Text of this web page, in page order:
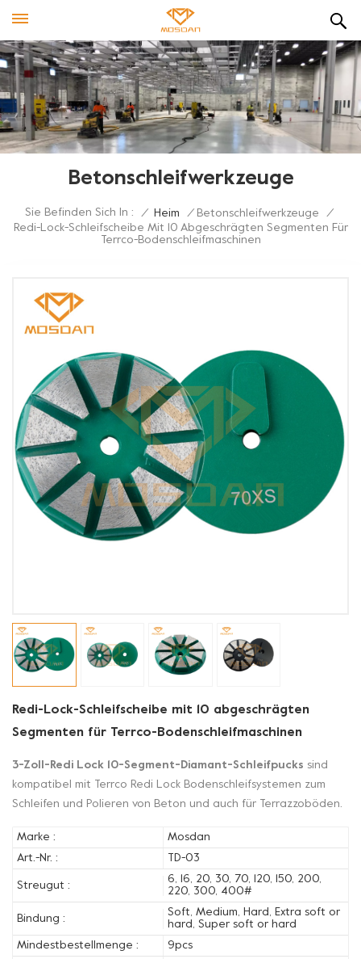
Betonschleifwerkzeuge
Sie Befinden Sich In : / Heim / Betonschleifwerkzeuge
/
Redi-Lock-Schleifscheibe Mit 10 Abgeschrägten Segmenten Für
Terrco-Bodenschleifmaschinen
Redi-Lock-Schleifscheibe mit 10 abgeschrägten
Segmenten für Terrco-Bodenschleifmaschinen
3-Zoll-Redi Lock 10-Segment-Diamant-Schleifpucks sind
kompatibel mit Terrco Redi Lock Bodenschleifsystemen zum
Schleifen und Polieren von Beton und auch für Terrazzoböden.
Marke :
Mosdan
Art.-Nr. :
TD-03
Streugut :
6, 16, 20, 30, 70, 120, 150, 200,
220, 300, 400#
Bindung :
Soft, Medium, Hard, Extra soft or
hard, Super soft or hard
Mindestbestellmenge :
9pcs